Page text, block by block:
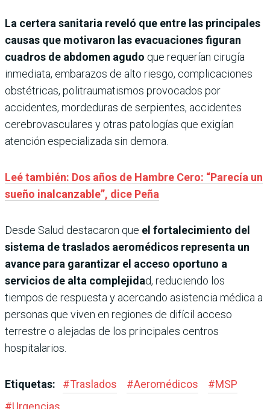
La certera sanitaria reveló que entre las principales
causas que motivaron las evacuaciones figuran
cuadros de abdomen agudo que requerían cirugía
inmediata, embarazos de alto riesgo, complicaciones
obstétricas, politraumatismos provocados por
accidentes, mordeduras de serpientes, accidentes
cerebrovasculares y otras patologías que exigían
atención especializada sin demora.
Leé también: Dos años de Hambre Cero: “Parecía un
sueño inalcanzable”, dice Peña
Desde Salud destacaron que el fortalecimiento del
sistema de traslados aeromédicos representa un
avance para garantizar el acceso oportuno a
servicios de alta complejidad, reduciendo los
tiempos de respuesta y acercando asistencia médica a
personas que viven en regiones de difícil acceso
terrestre o alejadas de los principales centros
hospitalarios.
Etiquetas: #Traslados #Aeromédicos #MSP
#Urgencias